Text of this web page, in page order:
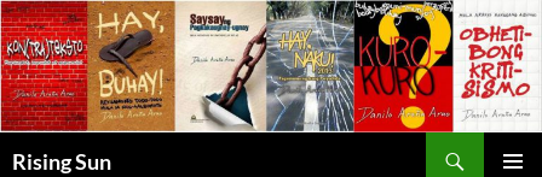
Skip
to
content
Rising Sun